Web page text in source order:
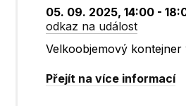
05. 09. 2025, 14:00 -
odkaz na událost
Velkoobjemový kontejner
Přejít na více informací